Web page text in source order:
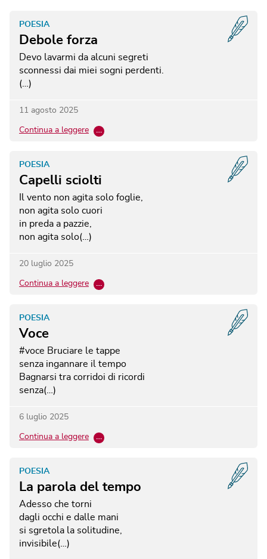
Debole forza
POESIA
Devo lavarmi da alcuni segreti
sconnessi dai miei sogni perdenti.
(…)
11 agosto 2025
Continua a leggere …
Capelli sciolti
POESIA
Il vento non agita solo foglie,
non agita solo cuori
in preda a pazzie,
non agita solo(…)
20 luglio 2025
Continua a leggere …
Voce
POESIA
#voce Bruciare le tappe
senza ingannare il tempo
Bagnarsi tra corridoi di ricordi
senza(…)
6 luglio 2025
Continua a leggere …
La parola del tempo
POESIA
Adesso che torni
dagli occhi e dalle mani
si sgretola la solitudine,
invisibile(…)